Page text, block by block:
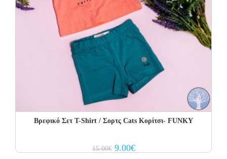
Βρεφικό Σετ Τ-Shirt / Σορτς Cats Κορίτσι- FUNKY
15.00€ Original
price
9.00€Current
price